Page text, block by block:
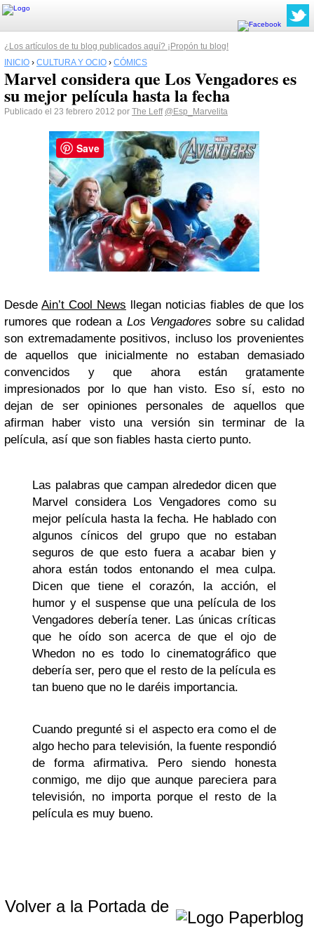
¿Los artículos de tu blog publicados aquí? ¡Propón tu blog!
INICIO › CULTURA Y OCIO › CÓMICS
Marvel considera que Los Vengadores es
su mejor película hasta la fecha
Publicado el 23 febrero 2012 por The Leff @Esp_Marvelita
Desde Ain’t Cool News llegan noticias fiables de que los
rumores que rodean a Los Vengadores sobre su calidad
son extremadamente positivos, incluso los provenientes
de aquellos que inicialmente no estaban demasiado
convencidos y que ahora están gratamente
impresionados por lo que han visto. Eso sí, esto no
dejan de ser opiniones personales de aquellos que
afirman haber visto una versión sin terminar de la
película, así que son fiables hasta cierto punto.
Las palabras que campan alrededor dicen que
Marvel considera Los Vengadores como su
mejor película hasta la fecha. He hablado con
algunos cínicos del grupo que no estaban
seguros de que esto fuera a acabar bien y
ahora están todos entonando el mea culpa.
Dicen que tiene el corazón, la acción, el
humor y el suspense que una película de los
Vengadores debería tener. Las únicas críticas
que he oído son acerca de que el ojo de
Whedon no es todo lo cinematográfico que
debería ser, pero que el resto de la película es
tan bueno que no le daréis importancia.
Cuando pregunté si el aspecto era como el de
algo hecho para televisión, la fuente respondió
de forma afirmativa. Pero siendo honesta
conmigo, me dijo que aunque pareciera para
televisión, no importa porque el resto de la
película es muy bueno.
Volver a la Portada de
Save